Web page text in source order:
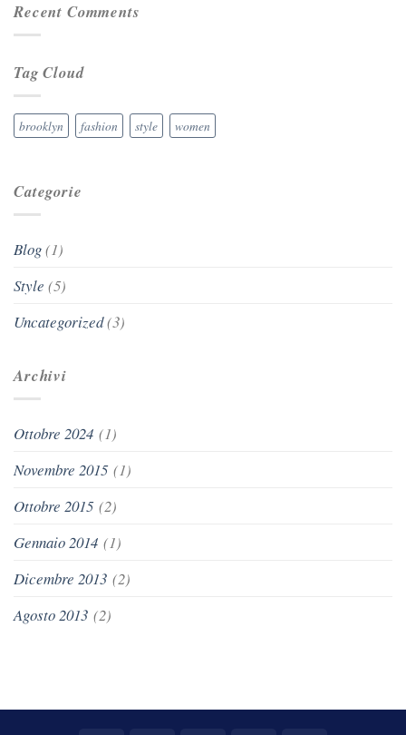
Recent Comments
Tag Cloud
brooklyn fashion style women
Categorie
Blog(1)
Style (5)
Uncategorized(3)
Archivi
Ottobre 2024 (1)
Novembre 2015(1)
Ottobre 2015(2)
Gennaio 2014 (1)
Dicembre 2013 (2)
Agosto 2013 (2)